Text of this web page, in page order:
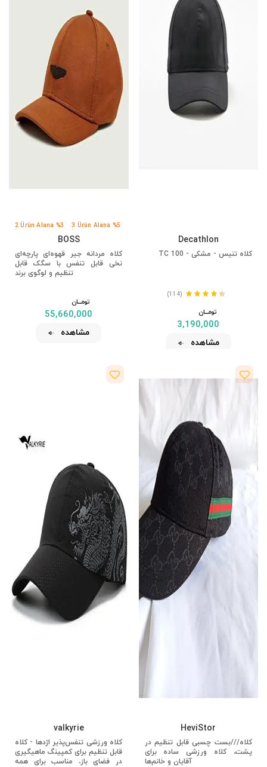
Decathlon
کلاه تنیس - مشکی - TC 100
(114)
تومــــــان
3,190,000
مشاهده
2 Ürün Alana %3
3 Ürün Alana %5
BOSS
کلاه مردانه جیر قهوه‌ای پارچه‌ای
نخی قابل تنفس با سگک قابل
تنظیم و لوگوی برند
تومــــــان
55,660,000
مشاهده
HeviStor
کلاه///بست چسبی قابل تنظیم در
پشت، کلاه ورزشی ساده برای
آقایان و خانم‌ها
valkyrie
کلاه ورزشی تنفس‌پذیر اژدها - کلاه
قابل تنظیم برای کمپینگ ماهیگیری
در فضای باز، مناسب برای همه